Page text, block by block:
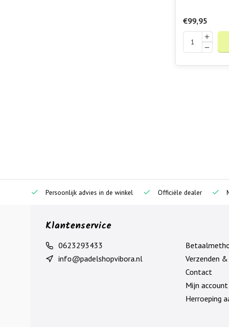
€99,95
Persoonlijk advies in de winkel Officiële dealer
Klantenservice
0623293433
info@padelshopvibora.nl
Verzenden
Contact
Mijn account
Herroeping